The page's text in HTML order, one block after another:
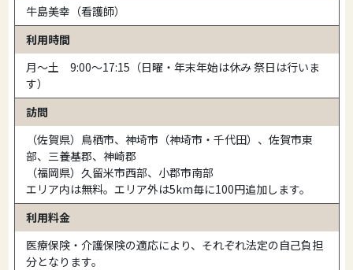
牛島美幸（看護師）
利用時間
月～土 9:00～17:15（日曜・年末年始は休み 祭日は行いま
す）
訪問
（佐賀県）鳥栖市、神埼市（神埼市・千代田）、佐賀市東
部、三養基郡、神崎郡
（福岡県）久留米市西部、小郡市南部
エリア内は無料。エリア外は5km毎に100円追加します。
利用料金
医療保険・介護保険の適応により、それぞれ法定の自己負担
分となります。